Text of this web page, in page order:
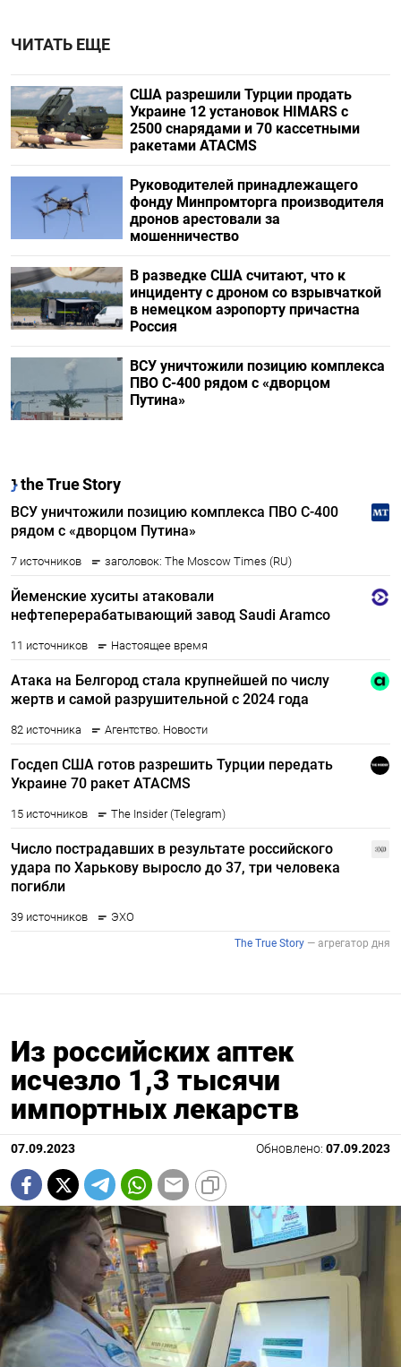
ЧИТАТЬ ЕЩЕ
США разрешили Турции продать
Украине 12 установок HIMARS с
2500 снарядами и 70 кассетными
ракетами ATACMS
Руководителей принадлежащего
фонду Минпромторга производителя
дронов арестовали за
мошенничество
В разведке США считают, что к
инциденту с дроном со взрывчаткой
в немецком аэропорту причастна
Россия
ВСУ уничтожили позицию комплекса
ПВО С-400 рядом с «дворцом
Путина»
Из российских аптек
исчезло 1,3 тысячи
импортных лекарств
07.09.2023 Обновлено: 07.09.2023